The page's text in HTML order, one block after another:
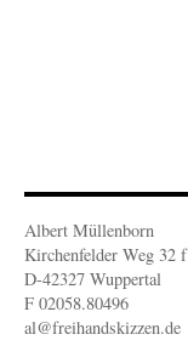
Albert Müllenborn
Kirchenfelder Weg 32 f
D-42327 Wuppertal
F 02058.80496
al@freihandskizzen.de